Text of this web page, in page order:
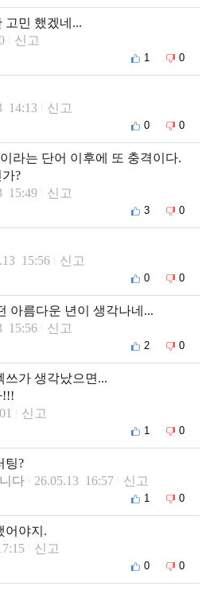
고민 했겠네...
신고
1 0
14:13 신고
0 0
라는 단어 이후에 또 충격이다.
?
15:49 신고
3 0
15:56 신고
0 0
아름다운 년이 생각나네...
15:56 신고
2 0
쓰가 생각났으면...
!!!
신고
1 0
팅?
다
26.05.13 16:57 신고
1 0
어야지.
신고
0 0